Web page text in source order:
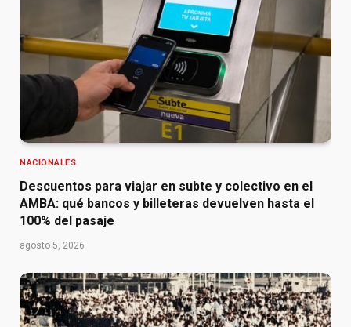
NACIONALES
Descuentos para viajar en subte y colectivo en el
AMBA: qué bancos y billeteras devuelven hasta el
100% del pasaje
agosto 5, 2026